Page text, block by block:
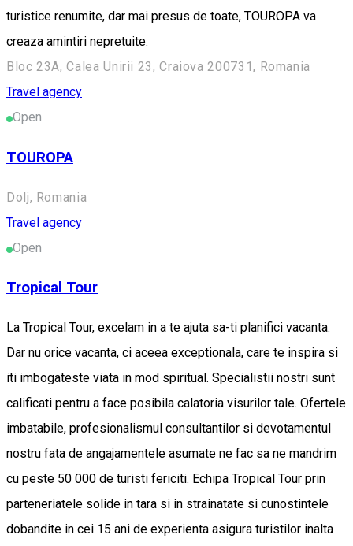
turistice renumite, dar mai presus de toate, TOUROPA va
creaza amintiri nepretuite.
Bloc 23A, Calea Unirii 23, Craiova 200731, Romania
Travel agency
Open
TOUROPA
Dolj, Romania
Travel agency
Open
Tropical Tour
La Tropical Tour, excelam in a te ajuta sa-ti planifici vacanta.
Dar nu orice vacanta, ci aceea exceptionala, care te inspira si
iti imbogateste viata in mod spiritual. Specialistii nostri sunt
calificati pentru a face posibila calatoria visurilor tale. Ofertele
imbatabile, profesionalismul consultantilor si devotamentul
nostru fata de angajamentele asumate ne fac sa ne mandrim
cu peste 50 000 de turisti fericiti. Echipa Tropical Tour prin
parteneriatele solide in tara si in strainatate si cunostintele
dobandite in cei 15 ani de experienta asigura turistilor inalta